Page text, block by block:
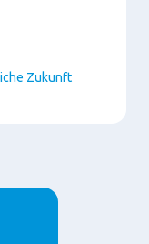
Zukunft